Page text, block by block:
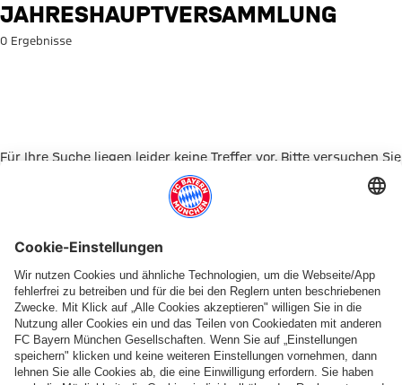
Suche:
JAHRESHAUPTVERSAMMLUNG
0 Ergebnisse
Für Ihre Suche liegen leider keine Treffer vor. Bitte versuchen Sie
Zur Startseite